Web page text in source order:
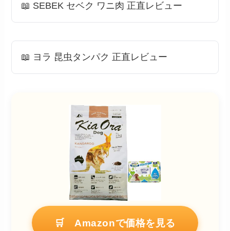
📖 SEBEK セベク ワニ肉 正直レビュー
📖 ヨラ 昆虫タンパク 正直レビュー
🛒 Amazonで価格を見る